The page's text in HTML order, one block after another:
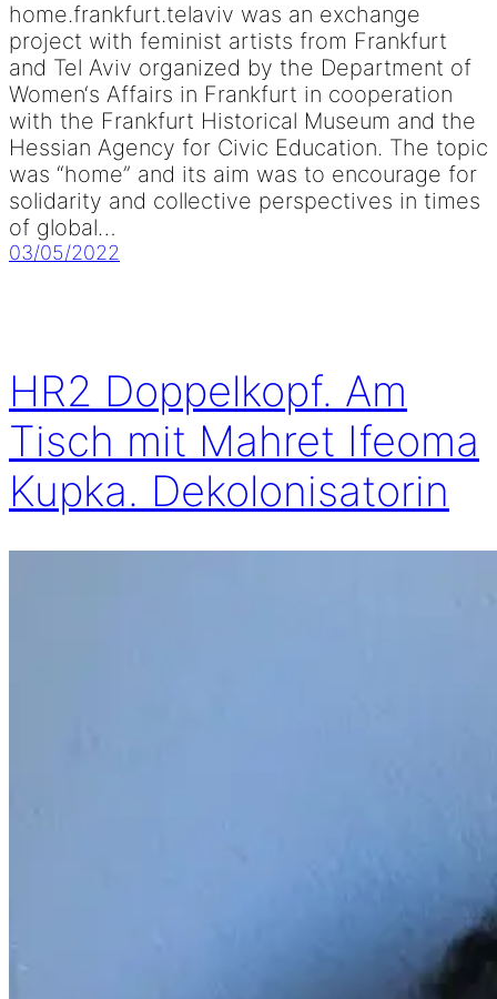
home.frankfurt.telaviv was an exchange
project with feminist artists from Frankfurt
and Tel Aviv organized by the Department of
Women‘s Affairs in Frankfurt in cooperation
with the Frankfurt Historical Museum and the
Hessian Agency for Civic Education. The topic
was “home” and its aim was to encourage for
solidarity and collective perspectives in times
of global…
03/05/2022
HR2 Doppelkopf. Am
Tisch mit Mahret Ifeoma
Kupka. Dekolonisatorin